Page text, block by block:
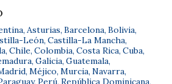
, Asturias, Barcelona, Bolivia,
León, Castilla-La Mancha,
, Chile, Colombia, Costa Rica, Cuba,
, Galicia, Guatemala,
, Méjico, Murcia, Navarra,
, Perú, República Dominicana,